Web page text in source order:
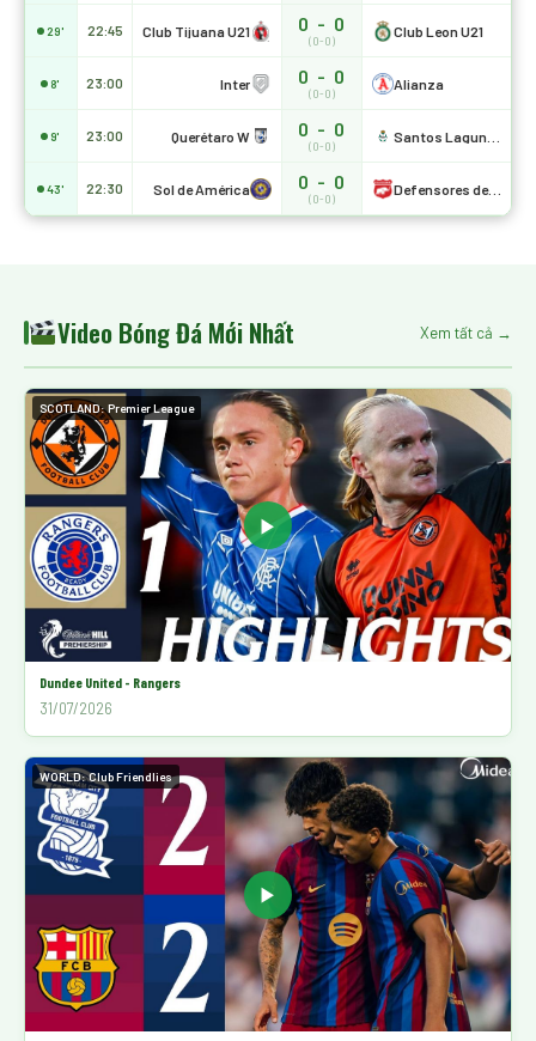
29' 22:45 Club Tijuana U21 0 - 0
(0-0)
Club Leon U21
8' 23:00 Inter 0 - 0
(0-0)
Alianza
9' 23:00 Querétaro W 0 - 0
(0-0)
43' 22:30 Sol de América 0 - 0
(0-0)
Defensores de Belgrano VR
Video Bóng Đá Mới Nhất Xem tất cả →
▶
SCOTLAND: Premier League
Dundee United - Rangers
31/07/2026
▶
WORLD: Club Friendlies